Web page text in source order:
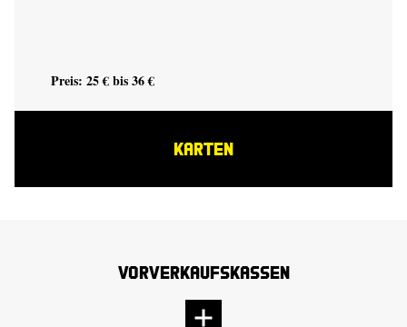
Preis: 25 € bis 36 €
KARTEN
Vorverkaufskassen